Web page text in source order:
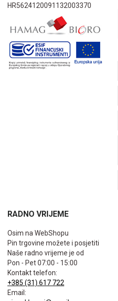
HR5624120091132003370
RADNO VRIJEME
Osim na WebShopu
Pin trgovine možete i posjetiti
Naše radno vrijeme je od
Pon - Pet 07:00 - 15:00
Kontakt telefon:
+385 (31) 617 722
Email: